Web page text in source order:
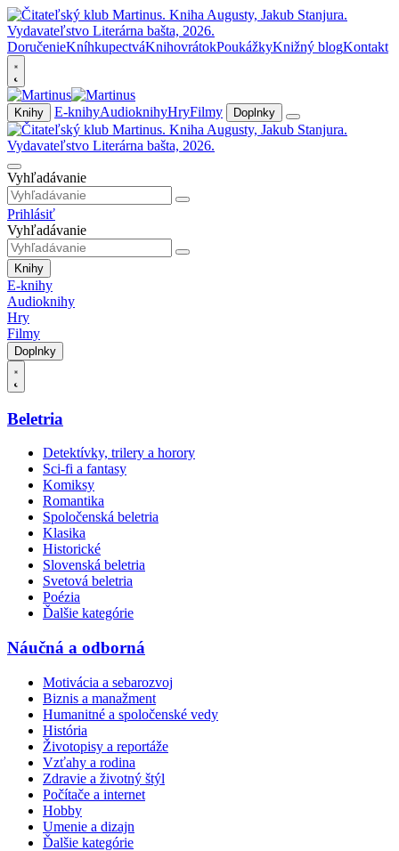
DoručenieKníhkupectváKnihovrátokPoukážkyKnižný blogKontakt
Knihy E-knihyAudioknihyHryFilmy Doplnky
Vyhľadávanie
Prihlásiť
Vyhľadávanie
Knihy
E-knihy
Audioknihy
Hry
Filmy
Doplnky
Beletria
Detektívky, trilery a horory
Sci-fi a fantasy
Komiksy
Romantika
Spoločenská beletria
Klasika
Historické
Slovenská beletria
Svetová beletria
Poézia
Ďalšie kategórie
Náučná a odborná
Motivácia a sebarozvoj
Biznis a manažment
Humanitné a spoločenské vedy
História
Životopisy a reportáže
Vzťahy a rodina
Zdravie a životný štýl
Počítače a internet
Hobby
Umenie a dizajn
Ďalšie kategórie